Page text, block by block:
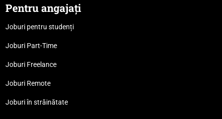
Pentru angajați
Joburi pentru studenți
Joburi Part-Time
Joburi Freelance
Joburi Remote
Joburi în străinătate